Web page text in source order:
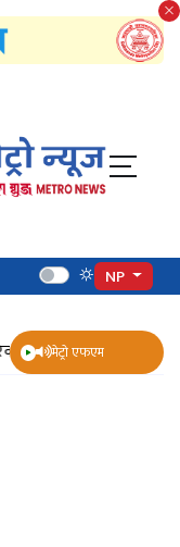
NP
सर्वेक्षण |पुनःनिर्माण |
मेट्रो एफएम